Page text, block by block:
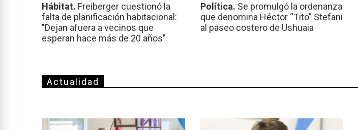
Hábitat. Freiberger cuestionó la
falta de planificación habitacional:
"Dejan afuera a vecinos que
esperan hace más de 20 años"
Política. Se promulgó la ordenanza
que denomina Héctor “Tito” Stefani
al paseo costero de Ushuaia
Actualidad